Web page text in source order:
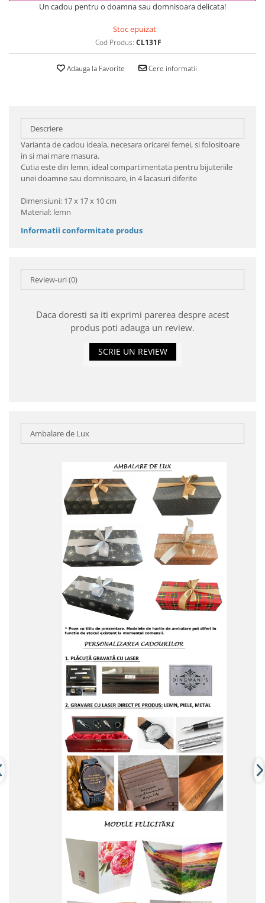
Un cadou pentru o doamna sau domnisoara delicata!
Stoc epuizat
Cod Produs: CL131F
Adauga la Favorite Cere informatii
Descriere
Varianta de cadou ideala, necesara oricarei femei, si folositoare
in si mai mare masura.
Cutia este din lemn, ideal compartimentata pentru bijuteriile
unei doamne sau domnisoare, in 4 lacasuri diferite
Dimensiuni: 17 x 17 x 10 cm
Material: lemn
Informatii conformitate produs
Review-uri(0)
Daca doresti sa iti exprimi parerea despre acest
produs poti adauga un review.
SCRIE UN REVIEW
Ambalare de Lux